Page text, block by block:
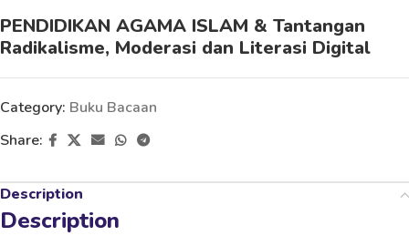
PENDIDIKAN AGAMA ISLAM & Tantangan
Radikalisme, Moderasi dan Literasi Digital
Category: Buku Bacaan
Share:
Description
Description